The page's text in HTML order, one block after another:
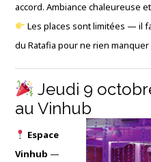
accord. Ambiance chaleureuse
Les places sont limitées — il
du Ratafia pour ne rien manquer
Jeudi 9
au Vinhub
Espace
Vinhub —